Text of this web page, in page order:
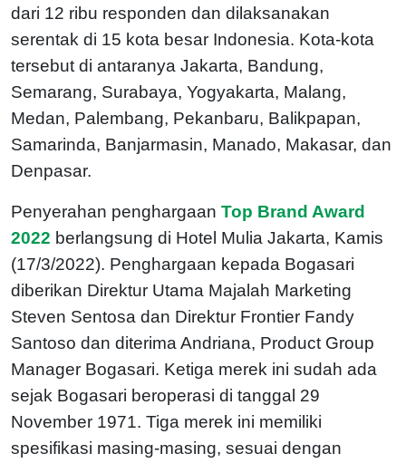
dari 12 ribu responden dan dilaksanakan
serentak di 15 kota besar Indonesia. Kota-kota
tersebut di antaranya Jakarta, Bandung,
Semarang, Surabaya, Yogyakarta, Malang,
Medan, Palembang, Pekanbaru, Balikpapan,
Samarinda, Banjarmasin, Manado, Makasar, dan
Denpasar.
Penyerahan penghargaan Top Brand Award
2022 berlangsung di Hotel Mulia Jakarta, Kamis
(17/3/2022). Penghargaan kepada Bogasari
diberikan Direktur Utama Majalah Marketing
Steven Sentosa dan Direktur Frontier Fandy
Santoso dan diterima Andriana, Product Group
Manager Bogasari. Ketiga merek ini sudah ada
sejak Bogasari beroperasi di tanggal 29
November 1971. Tiga merek ini memiliki
spesifikasi masing-masing, sesuai dengan